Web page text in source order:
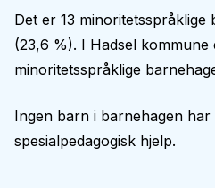
Det er 13 minoritetsspråklige
(23,6 %). I Hadsel kommune
minoritetsspråklige
Ingen barn i barnehagen har
spesialpedagogisk hjelp.